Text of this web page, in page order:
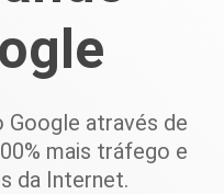
Google através de
mais tráfego e
da Internet.